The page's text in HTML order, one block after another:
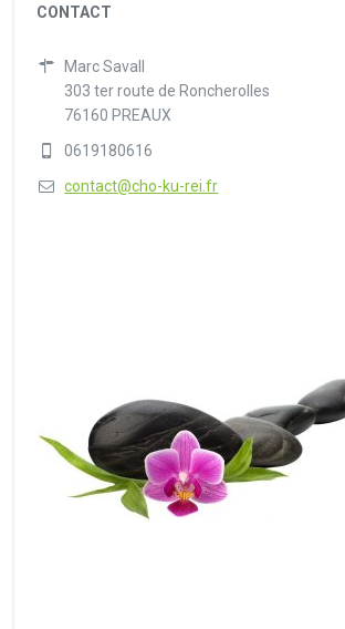
CONTACT
Marc Savall
303 ter route de Roncherolles
76160 PREAUX
0619180616
contact@cho-ku-rei.fr